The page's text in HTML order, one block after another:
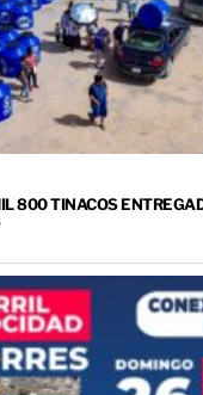
800 TINACOS